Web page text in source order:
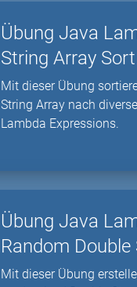
Übung Java
String Array Sort
Mit dieser Übung
String Array nach
Lambda Expressions.
Übung Java
Random Double
Mit dieser Übung